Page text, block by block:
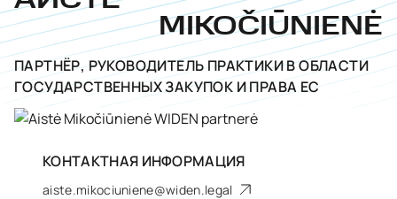
MIKOČIŪNIENĖ
ПАРТНЁР, PУКОВОДИТЕЛЬ ПРАКТИКИ В ОБЛАСТИ
ГОСУДАРСТВЕННЫХ ЗАКУПОК И ПРАВА ЕС
КОНТАКТНАЯ ИНФОРМАЦИЯ
aiste.mikociuniene@widen.legal